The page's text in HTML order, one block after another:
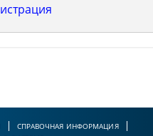
СПРАВОЧНАЯ ИНФОРМАЦИЯ